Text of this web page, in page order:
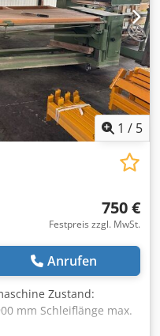
1 / 5
750 €
Festpreis zzgl. MwSt.
Anrufen
Zustand:
mm Schleiflänge max.
mm x 150 mm 1100 mm